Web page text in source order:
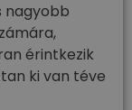
nagyobb
érintkezik
ki van téve